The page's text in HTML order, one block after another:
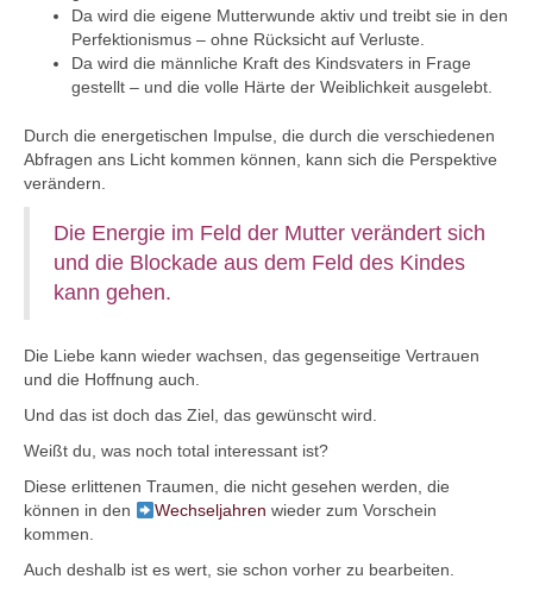
Da wird die eigene Mutterwunde aktiv und treibt sie in den
Perfektionismus – ohne Rücksicht auf Verluste.
Da wird die männliche Kraft des Kindsvaters in Frage
gestellt – und die volle Härte der Weiblichkeit ausgelebt.
Durch die energetischen Impulse, die durch die verschiedenen
Abfragen ans Licht kommen können, kann sich die Perspektive
verändern.
Die Energie im Feld der Mutter verändert sich
und die Blockade aus dem Feld des Kindes
kann gehen.
Die Liebe kann wieder wachsen, das gegenseitige Vertrauen
und die Hoffnung auch.
Und das ist doch das Ziel, das gewünscht wird.
Weißt du, was noch total interessant ist?
Diese erlittenen Traumen, die nicht gesehen werden, die
können in den
Wechseljahren wieder zum Vorschein
kommen.
Auch deshalb ist es wert, sie schon vorher zu bearbeiten.